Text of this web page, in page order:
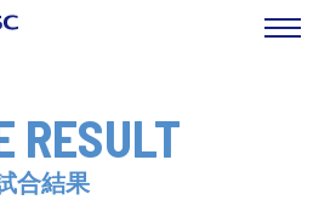
RESULT
合結果